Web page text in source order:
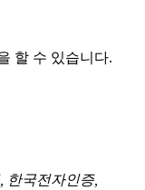
할 수 있습니다.
한국전자인증,